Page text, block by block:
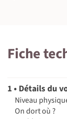
Fiche
1 • Détails du
Niveau
On dort où ?